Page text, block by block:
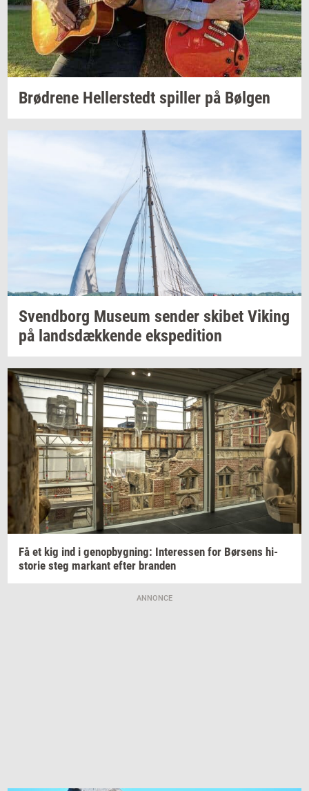
Brød­re­ne Hel­ler­stedt spil­ler på Bøl­gen
Svend­borg Mu­se­um sen­der ski­bet Viking
på lands­dæk­ken­de eks­pe­di­tion
Få et kig ind i genop­byg­ning: In­ter­es­sen for Bør­sens hi­
sto­rie steg mar­kant efter bran­den
ANNONCE